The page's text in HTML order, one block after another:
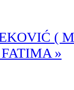
(
»